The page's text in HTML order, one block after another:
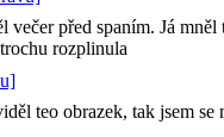
před spaním. Já
rozplinula
teo obrazek, tak jsem